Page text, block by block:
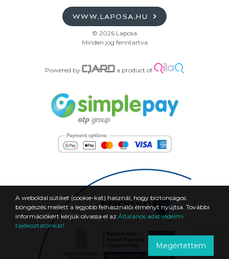
WWW.LAPOSA.HU
© 2026 Laposa
Minden jog fenntartva
Powered by a product of
A weboldal sütiket (cookie-kat) használ, hogy biztonságos
böngészés mellett a legjobb felhasználói élményt nyújtsa. További
információkért kérjük olvassa el az Általános adatvédelmi
tájékoztatónkat!
Megértettem